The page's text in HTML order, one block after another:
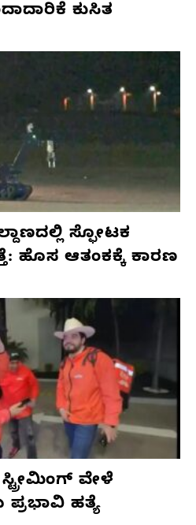
ಕುಸಿತ
ಸ್ಫೋಟಕ
ಹೊಸ ಆತಂಕಕ್ಕೆ ಕಾರಣ
ವೇಳೆ
ಹತ್ಯೆ